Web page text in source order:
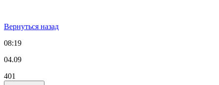
Вернуться назад
08:19
04.09
401